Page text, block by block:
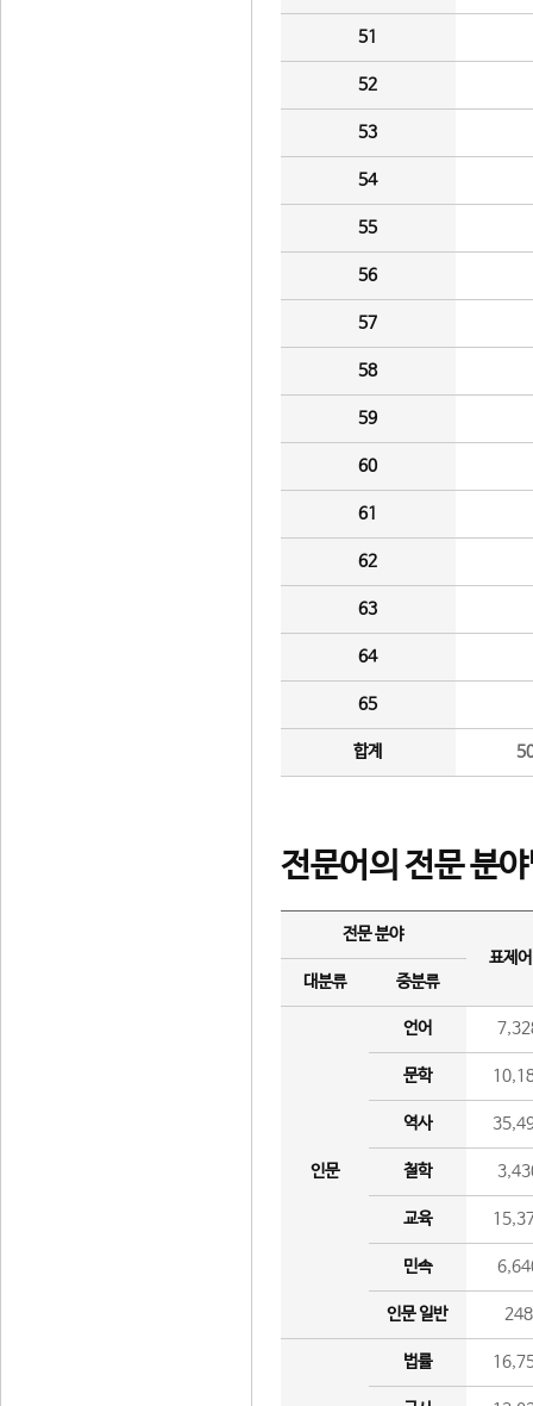
51
52
53
54
55
56
57
58
59
60
61
62
63
64
65
합계
전문어의 전문 분
전문 분야
표제
대분류
중분류
인문
언어
문학
역사
철학
교육
민속
인문 일반 248
법률